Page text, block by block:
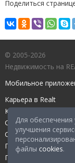
Для обеспечения
улучшения
файлы cookies.
Поделиться
© 2005-2026
Недвижимость на
Мобильное
Карьера в Realt
Контакты редакции
Справочный центр
Служба поддержки
Прейскурант
Правовые документы